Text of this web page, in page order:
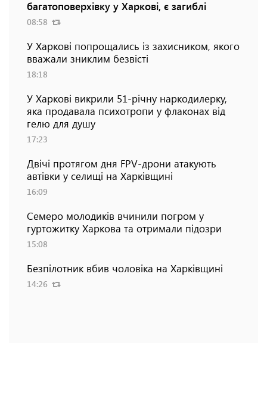
багатоповерхівку у Харкові, є загиблі
08:58
У Харкові попрощались із захисником, якого
вважали зниклим безвісті
18:18
У Харкові викрили 51-річну наркодилерку,
яка продавала психотропи у флаконах від
гелю для душу
17:23
Двічі протягом дня FPV-дрони атакують
автівки у селищі на Харківщині
16:09
Семеро молодиків вчинили погром у
гуртожитку Харкова та отримали підозри
15:08
Безпілотник вбив чоловіка на Харківщині
14:26